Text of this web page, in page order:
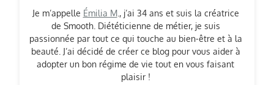
Je m’appelle Émilia M., j’ai 34 ans et suis la créatrice
de Smooth. Diététicienne de métier, je suis
passionnée par tout ce qui touche au bien-être et à la
beauté. J’ai décidé de créer ce blog pour vous aider à
adopter un bon régime de vie tout en vous faisant
plaisir !